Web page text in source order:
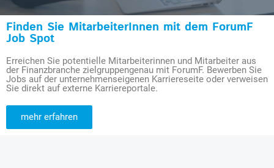
Finden Sie MitarbeiterInnen mit dem ForumF
Job Spot
Erreichen Sie potentielle Mitarbeiterinnen und Mitarbeiter aus
der Finanzbranche zielgruppengenau mit ForumF. Bewerben Sie
Jobs auf der unternehmenseigenen Karriereseite oder verweisen
Sie direkt auf externe Karriereportale.
mehr erfahren